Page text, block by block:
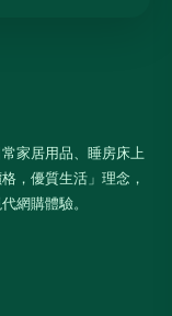
家居用品、睡房床上
，優質生活」理念，
網購體驗。